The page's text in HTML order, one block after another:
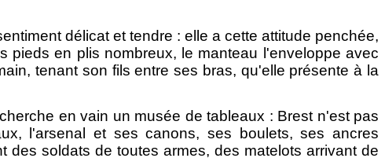
délicat et tendre : elle a cette attitude penchée,
en plis nombreux, le manteau l'enveloppe avec
tenant son fils entre ses bras, qu'elle présente à la
en vain un musée de tableaux : Brest n'est pas
l'arsenal et ses canons, ses boulets, ses ancres
soldats de toutes armes, des matelots arrivant de